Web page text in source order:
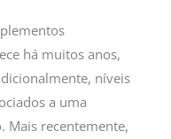
há muitos anos,
níveis
a uma
Mais recentemente,